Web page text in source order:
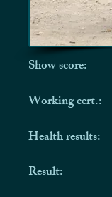
Show score:
Working cert.:
Health results:
Result: